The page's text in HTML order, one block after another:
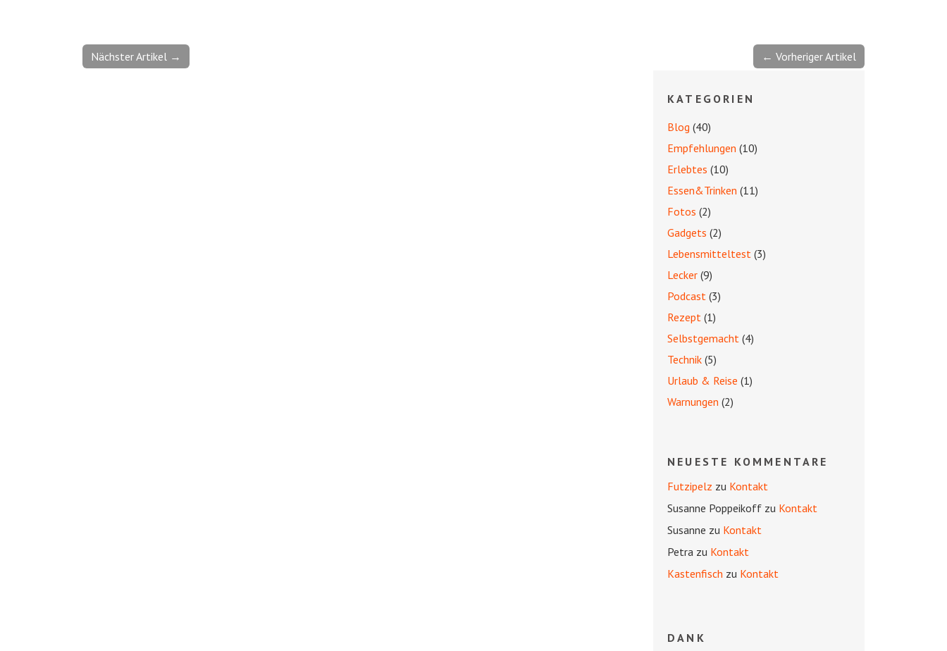
Nächster Artikel → ← Vorheriger Artikel
KATEGORIEN
Blog (40)
Empfehlungen (10)
Erlebtes (10)
Essen&Trinken (11)
Fotos (2)
Gadgets (2)
Lebensmitteltest (3)
Lecker (9)
Podcast (3)
Rezept (1)
Selbstgemacht (4)
Technik (5)
Urlaub & Reise (1)
Warnungen (2)
NEUESTE KOMMENTARE
Futzipelz zu Kontakt
Susanne Poppeikoff zu Kontakt
Susanne zu Kontakt
Petra zu Kontakt
Kastenfisch zu Kontakt
DANK